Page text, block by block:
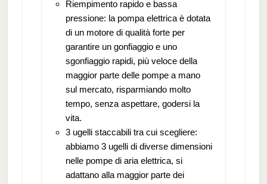
Riempimento rapido e bassa
pressione: la pompa elettrica è dotata
di un motore di qualità forte per
garantire un gonfiaggio e uno
sgonfiaggio rapidi, più veloce della
maggior parte delle pompe a mano
sul mercato, risparmiando molto
tempo, senza aspettare, godersi la
vita.
3 ugelli staccabili tra cui scegliere:
abbiamo 3 ugelli di diverse dimensioni
nelle pompe di aria elettrica, si
adattano alla maggior parte dei